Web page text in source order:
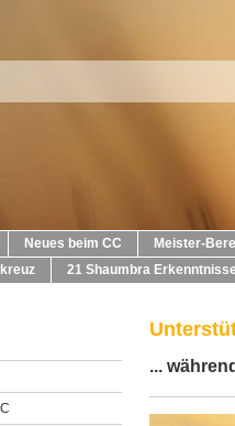
Neues beim CC Meister-
21 Shaumbra Erkenntnisse
...